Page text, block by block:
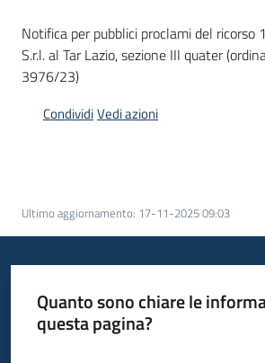
Servizi
Leggi
Atti
Campagne
Notifica per pubblici proclami del ricorso
S.r.l. al Tar Lazio, sezione III quater
3976/23)
CondividiVedi azioni
Ultimo aggiornamento: 17-11-2025 09:03
Quanto sono chiare le
questa pagina?